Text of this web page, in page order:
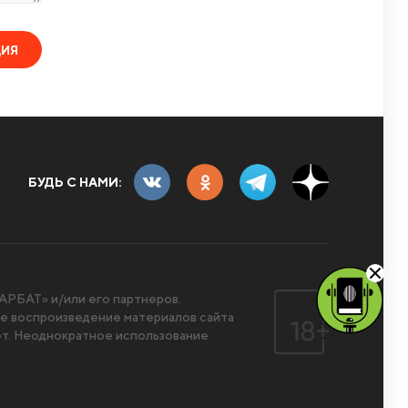
БУДЬ С НАМИ:
и/или его партнеров.
материалов сайта
Неоднократное использование